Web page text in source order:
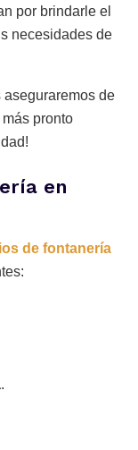
por brindarle el
necesidades de
aseguraremos de
pronto
en
de fontanería
.